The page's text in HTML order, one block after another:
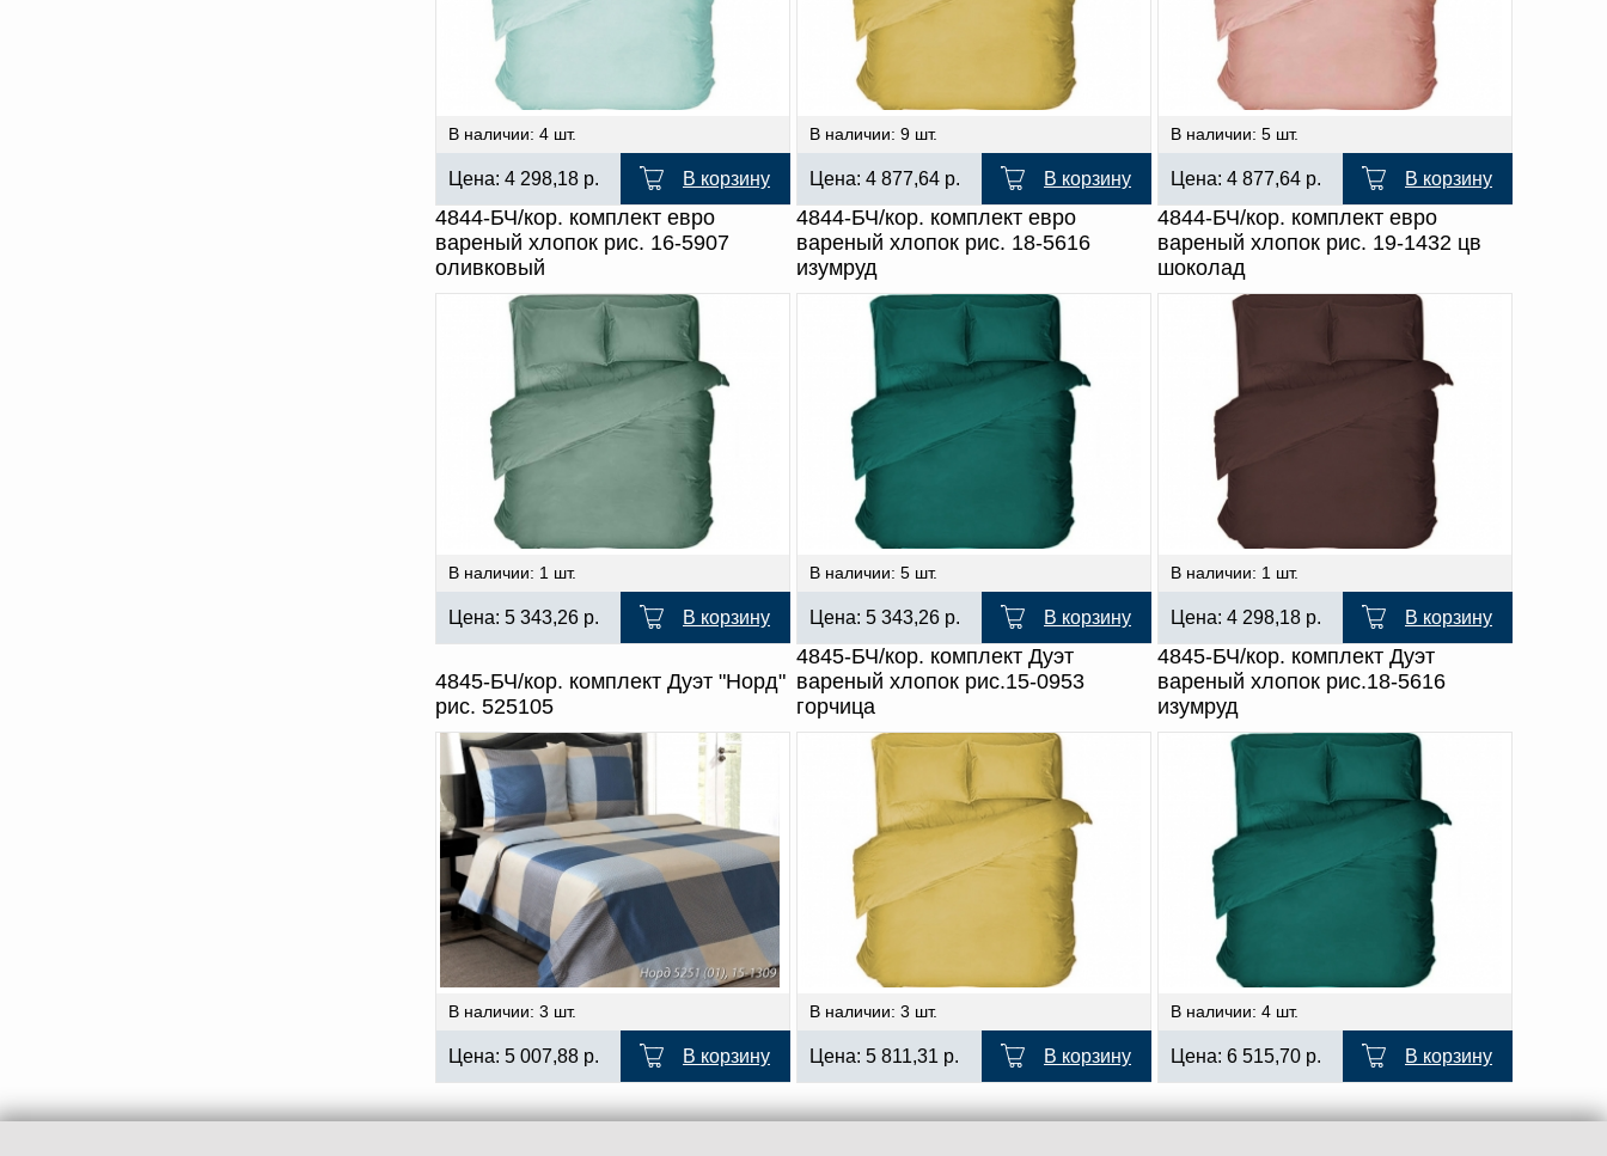
В наличии: 4 шт.
Цена: 4 298,18 р. В корзину
В наличии: 9 шт.
Цена: 4 877,64 р. В корзину
В наличии: 5 шт.
Цена: 4 877,64 р. В корзину
4844-БЧ/кор. комплект евро
вареный хлопок рис. 16-5907
оливковый
В наличии: 1 шт.
Цена: 5 343,26 р. В корзину
4844-БЧ/кор. комплект евро
вареный хлопок рис. 18-5616
изумруд
В наличии: 5 шт.
Цена: 5 343,26 р. В корзину
4844-БЧ/кор. комплект евро
вареный хлопок рис. 19-1432 цв
шоколад
В наличии: 1 шт.
Цена: 4 298,18 р. В корзину
4845-БЧ/кор. комплект Дуэт "Норд"
рис. 525105
В наличии: 3 шт.
Цена: 5 007,88 р. В корзину
4845-БЧ/кор. комплект Дуэт
вареный хлопок рис.15-0953
горчица
В наличии: 3 шт.
Цена: 5 811,31 р. В корзину
4845-БЧ/кор. комплект Дуэт
вареный хлопок рис.18-5616
изумруд
В наличии: 4 шт.
Цена: 6 515,70 р. В корзину